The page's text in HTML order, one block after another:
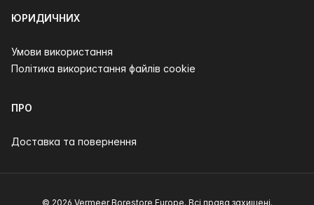
ЮРИДИЧНИХ
Умови використання
Політика використання файлів cookie
ПРО
Доставка та повернення
© 2026 Vermeer Borestore Europe. Всі права захищені.